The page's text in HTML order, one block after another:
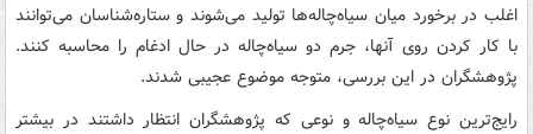
اغلب در برخورد میان سیاه‌چاله‌ها تولید می‌شوند و ستاره‌شناسان می‌توانند
با کار کردن روی آنها، جرم دو سیاه‌چاله در حال ادغام را محاسبه کنند.
پژوهشگران در این بررسی، متوجه موضوع عجیبی شدند.
رایج‌ترین نوع سیاه‌چاله و نوعی که پژوهشگران انتظار داشتند در بیشتر